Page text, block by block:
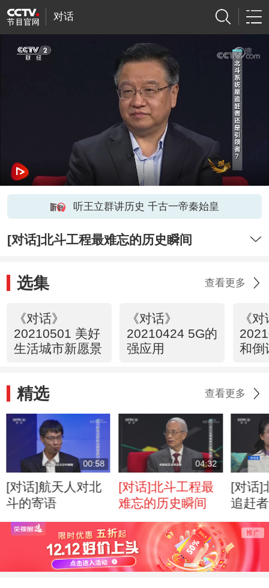
对话
听王立群讲历史 千古一帝秦始皇
[对话]北斗工程最难忘的历史瞬间
选集 查看更多
《对话》
20210501 美好
生活城市新愿景
《对话》
20210424 5G的
强应用
《
和倒
精选 查看更多
00:58
[对话]航天人对北
斗的寄语
04:32
[对话]北斗工程最
难忘的历史瞬间
[对话]
追赶
者？